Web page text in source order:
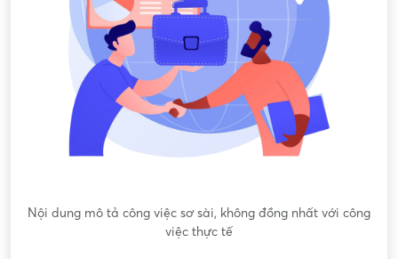
Nội dung mô tả công việc sơ sài, không đồng nhất với công
việc thực tế